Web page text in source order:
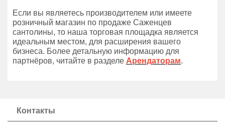
Если вы являетесь производителем или имеете
розничный магазин по продаже Саженцев
сантолины, то наша торговая площадка является
идеальным местом, для расширения вашего
бизнеса. Более детальную информацию для
партнёров, читайте в разделе Арендаторам.
Контакты